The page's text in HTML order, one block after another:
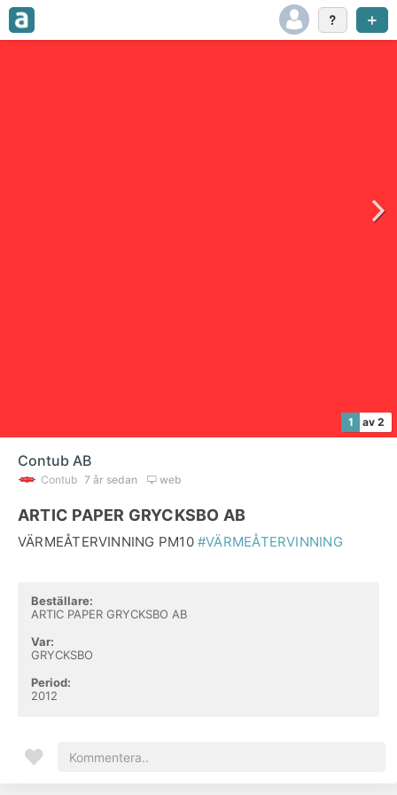
1 av 2
Contub AB
Contub 7 år sedan web
ARTIC PAPER GRYCKSBO AB
VÄRMEÅTERVINNING PM10 #VÄRMEÅTERVINNING
Beställare:
ARTIC PAPER GRYCKSBO AB
Var:
GRYCKSBO
Period:
2012